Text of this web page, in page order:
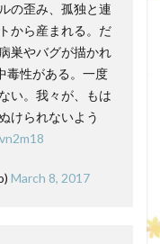
の歪み、孤独と連
から産まれる。だ
巣やバグが描かれ
毒性がある。一度
い。我々が、もは
けられないよう
March 8, 2017